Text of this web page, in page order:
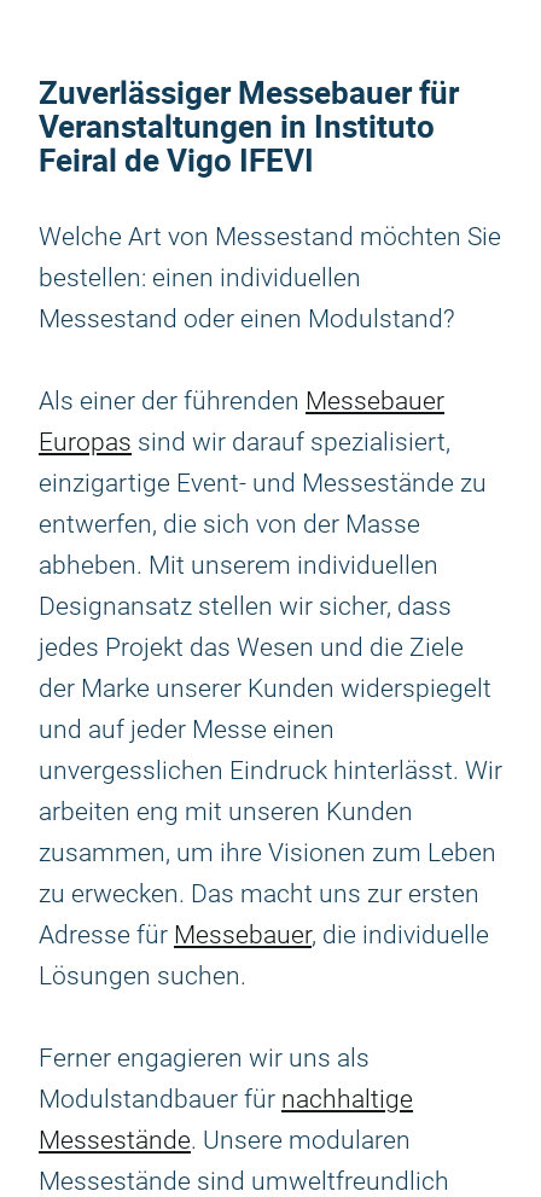
Zuverlässiger Messebauer für
Veranstaltungen in Instituto
Feiral de Vigo IFEVI
Welche Art von Messestand möchten Sie
bestellen: einen individuellen
Messestand oder einen Modulstand?
Als einer der führenden Messebauer
Europas sind wir darauf spezialisiert,
einzigartige Event- und Messestände zu
entwerfen, die sich von der Masse
abheben. Mit unserem individuellen
Designansatz stellen wir sicher, dass
jedes Projekt das Wesen und die Ziele
der Marke unserer Kunden widerspiegelt
und auf jeder Messe einen
unvergesslichen Eindruck hinterlässt. Wir
arbeiten eng mit unseren Kunden
zusammen, um ihre Visionen zum Leben
zu erwecken. Das macht uns zur ersten
Adresse für Messebauer, die individuelle
Lösungen suchen.
Ferner engagieren wir uns als
Modulstandbauer für nachhaltige
Messestände. Unsere modularen
Messestände sind umweltfreundlich